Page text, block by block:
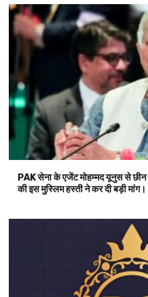
PAK सेना के एजेंट मोहम्मद यूनुस से छीन
की इस मुस्लिम हस्ती ने कर दी बड़ी मांग।